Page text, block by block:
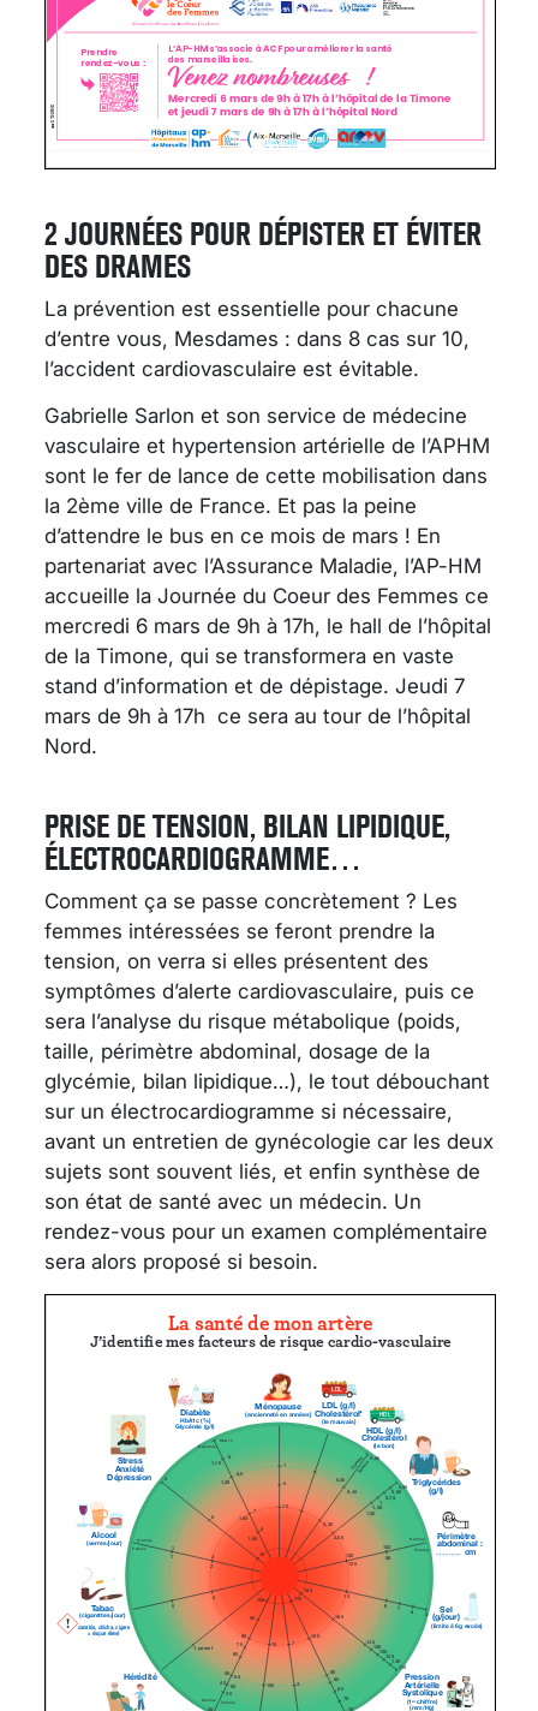
2 JOURNÉES POUR DÉPISTER ET ÉVITER
DES DRAMES
La prévention est essentielle pour chacune
d’entre vous, Mesdames : dans 8 cas sur 10,
l’accident cardiovasculaire est évitable.
Gabrielle Sarlon et son service de médecine
vasculaire et hypertension artérielle de l’APHM
sont le fer de lance de cette mobilisation dans
la 2ème ville de France. Et pas la peine
d’attendre le bus en ce mois de mars ! En
partenariat avec l’Assurance Maladie, l’AP-HM
accueille la Journée du Coeur des Femmes ce
mercredi 6 mars de 9h à 17h, le hall de l’hôpital
de la Timone, qui se transformera en vaste
stand d’information et de dépistage. Jeudi 7
mars de 9h à 17h ce sera au tour de l’hôpital
Nord.
PRISE DE TENSION, BILAN LIPIDIQUE,
ÉLECTROCARDIOGRAMME…
Comment ça se passe concrètement ? Les
femmes intéressées se feront prendre la
tension, on verra si elles présentent des
symptômes d’alerte cardiovasculaire, puis ce
sera l’analyse du risque métabolique (poids,
taille, périmètre abdominal, dosage de la
glycémie, bilan lipidique…), le tout débouchant
sur un électrocardiogramme si nécessaire,
avant un entretien de gynécologie car les deux
sujets sont souvent liés, et enfin synthèse de
son état de santé avec un médecin. Un
rendez-vous pour un examen complémentaire
sera alors proposé si besoin.